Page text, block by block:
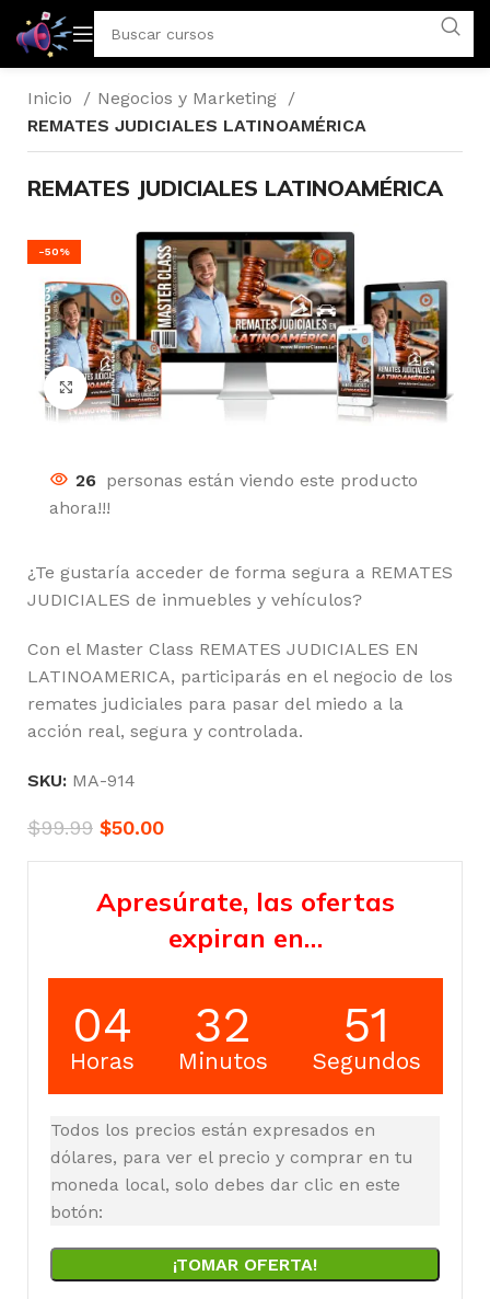
Inicio
Negocios y Marketing
REMATES JUDICIALES LATINOAMÉRICA
REMATES JUDICIALES LATINOAMÉRICA
-50%
Click to enlarge
26 personas están viendo este producto
ahora!!!
¿Te gustaría acceder de forma segura a REMATES
JUDICIALES de inmuebles y vehículos?
Con el Master Class REMATES JUDICIALES EN
LATINOAMERICA, participarás en el negocio de los
remates judiciales para pasar del miedo a la
acción real, segura y controlada.
SKU: MA-914
$99.99 $50.00
Apresúrate, las ofertas
expiran en…
04
Horas
32
Minutos
51
Segundos
Todos los precios están expresados en
dólares, para ver el precio y comprar en tu
moneda local, solo debes dar clic en este
botón:
¡TOMAR OFERTA!